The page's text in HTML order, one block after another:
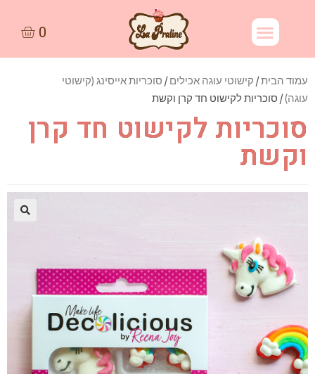
עמוד הבית/ קישוטי עוגה אכילים/ סוכריות אייסינג (קישוטי
עוגה)/ סוכריות לקישוט חד קרן וקשת
סוכריות לקישוט חד קרן
וקשת